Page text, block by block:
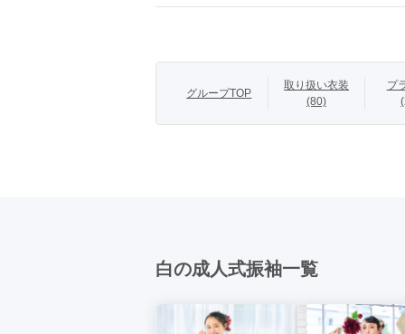
清楚でかわい
グループTOP
取り扱い衣装
(80)
プ
白の成人式振袖一覧